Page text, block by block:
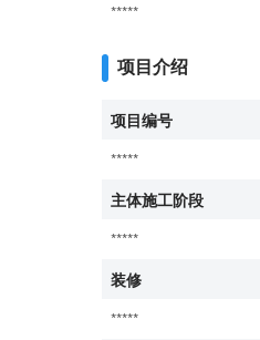
*****
项目介绍
项目编号
*****
主体施工阶段
*****
装修
*****